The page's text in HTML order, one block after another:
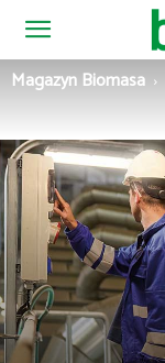
Magazyn
Magazyn Biomasa